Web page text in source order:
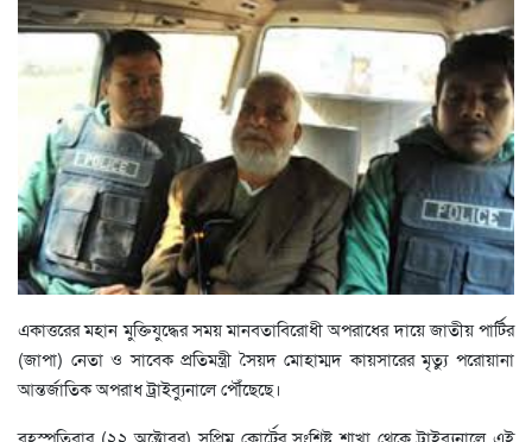
একাত্তরের মহান মুক্তিযুদ্ধের সময় মানবতাবিরোধী অপরাধের দায়ে জাতীয় পার্টির
(জাপা) নেতা ও সাবেক প্রতিমন্ত্রী সৈয়দ মোহাম্মদ কায়সারের মৃত্যু পরোয়ানা
আন্তর্জাতিক অপরাধ ট্রাইব্যুনালে পৌঁছেছে।
বৃহস্পতিবার (২২ অক্টোবর) সুপ্রিম কোর্টের সংশ্লিষ্ট শাখা থেকে ট্রাইব্যুনালে এই